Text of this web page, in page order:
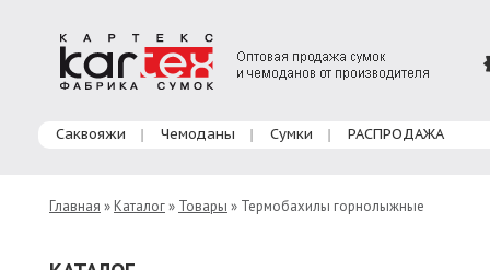
Главное меню
Саквояжи Чемоданы Сумки РАСПРОДАЖА
Главная » Каталог» Товары » Термобахилы горнолыжные